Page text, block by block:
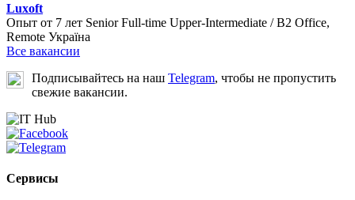
Luxoft
Опыт от 7 лет Senior Full-time Upper-Intermediate / B2 Office,
Remote Україна
Все вакансии
Подписывайтесь на наш Telegram, чтобы не пропустить
свежие вакансии.
Сервисы